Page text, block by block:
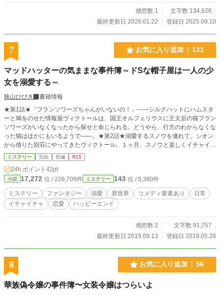
感想数 1
文字数 134,626
最終更新日 2026.01.22
登録日 2025.09.10
7 お気に入り追加 131
マッドハッターの気ままな事件簿～ドSな帽子屋は一人の少
女を溺愛する～
狭山ひびき
書籍情報
★第1話★「フランソワーズちゃんがいないの！」――シルクハットにハムスタ
ーと鳩をのせた情報屋ヴィクトールは、国王オルフェリウスに王太后の猫フラン
ソワーズがいなくなったから探せと命じられる。どうやら、行方のわからなくな
った猫はほかにもいるようで――。★第2話★溺愛するスノウを連れて、シオン
から借りた別荘にやってきたヴィクトール。１ヶ月、スノウと楽しくイチャイチ
ャしてすごす予定だったのに、別荘付近の湖には魔物が出るという噂があってー
ー。 少しニヒルでドSな帽子屋《マッドハッター》の、いちゃいちゃ×ブラック
×ミステリーコメディです。 【作品構成】 ★第1話★お猫様はどこに消えた！？
★第2話★湖には魔物がすんでいる！？
ミステリー 完結 長編 R15
24h.ポイント 42pt
小説 17,272 位 / 228,709件 ミステリー 143 位 / 5,380件
ミステリー ファンタジー 溺愛 異世界 コメディ要素あり
日常
イチャイチャ
恋愛 ハッピーエンド
感想数 2
文字数 91,757
最終更新日 2019.09.13
登録日 2019.05.26
8 お気に入り追加 56
華族偽令嬢の事件簿〜女装令嬢はつらいよ